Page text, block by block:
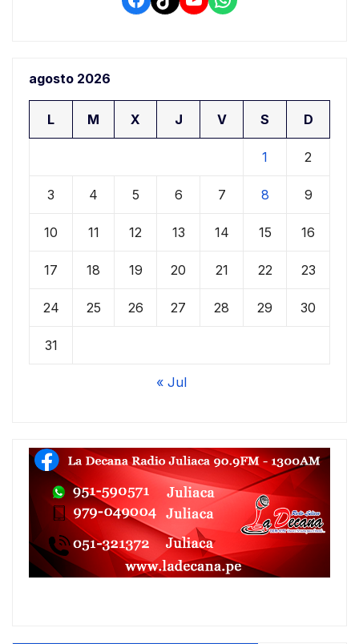
agosto 2026
L M X J V S D
1 2
3 4 5 6 7 8 9
10 11 12 13 14 15 16
17 18 19 20 21 22 23
24 25 26 27 28 29 30
31
« Jul